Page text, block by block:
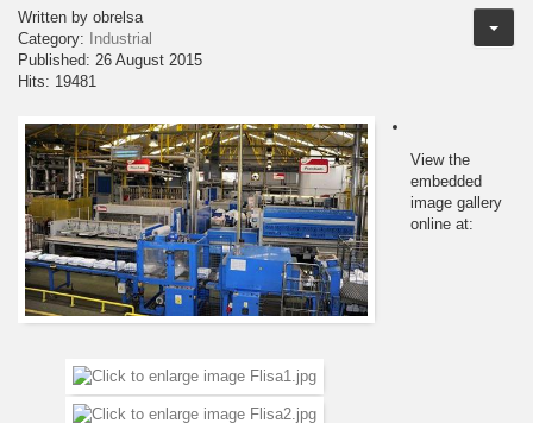
Written by obrelsa
Category:
Industrial
Published: 26 August 2015
Hits: 19481
View the
embedded
image gallery
online at: